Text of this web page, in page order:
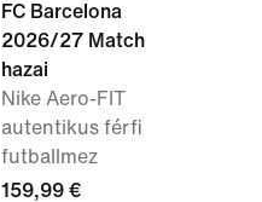
FC Barcelona
2026/27 Match
hazai
Nike Aero-FIT
autentikus férfi
futballmez
159,99 €